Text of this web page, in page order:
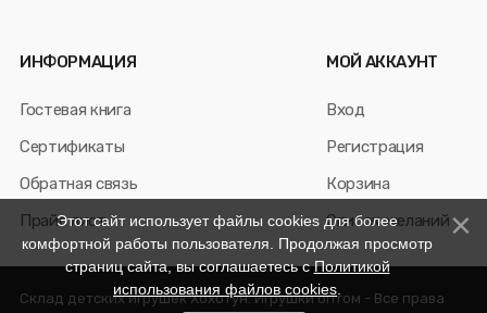
ИНФОРМАЦИЯ
Гостевая книга
Сертификаты
Обратная связь
Прайс лист
МОЙ АККАУНТ
Вход
Регистрация
Корзина
Список желаний
Склад детских игрушек Хохотун. Игрушки оптом - Все права
Этот сайт использует файлы cookies для более
комфортной работы пользователя. Продолжая просмотр
страниц сайта, вы соглашаетесь сПолитикой
использования файлов cookies